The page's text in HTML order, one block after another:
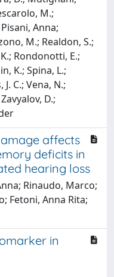
M.;
Anna;
M.; Realdon, S.;
Rondonotti, E.;
K.; Spina, L.;
C.; Vena, N.;
D.;
affects
deficits in
hearing loss
Rinaudo, Marco;
Fetoni, Anna Rita;
in